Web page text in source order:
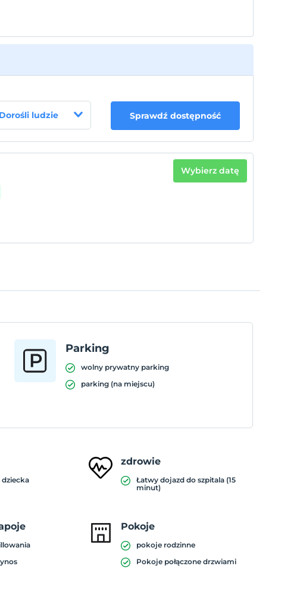
ludzie Sprawdź dostępność
Wybierz datę
Parking
wolny prywatny parking
parking (na miejscu)
dziecka
zdrowie
Łatwy dojazd do szpitala (15
minut)
Pokoje
pokoje rodzinne
Pokoje połączone drzwiami